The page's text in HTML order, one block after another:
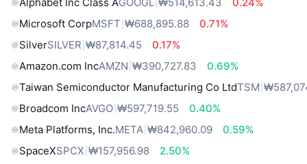
Microsoft CorpMSFT ₩688,895.88
0.71%
SilverSILVER ₩87,814.45
0.17%
Amazon.com IncAMZN ₩390,727.83
0.69%
Taiwan Semiconductor Manufacturing Co LtdTSM
Broadcom IncAVGO ₩597,719.55
0.40%
Meta Platforms, Inc.META ₩842,960.09
0.59%
SpaceXSPCX ₩157,956.98
2.50%